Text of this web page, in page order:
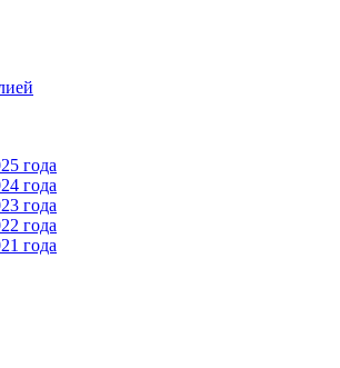
года
года
года
года
года